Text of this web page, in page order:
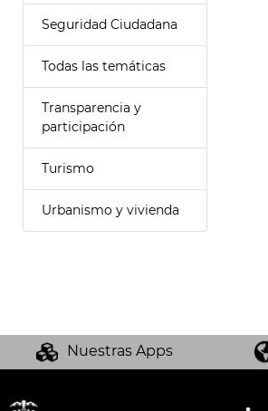
Seguridad Ciudadana
Todas las temáticas
Transparencia y
participación
Turismo
Urbanismo y vivienda
Nuestras Apps